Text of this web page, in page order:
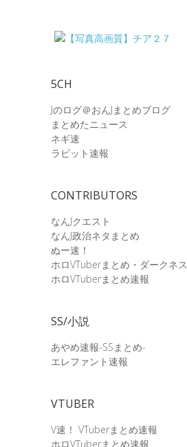
5CH
Jのログ＠おんJまとめブログ
まとめたニュース
ネギ速
ラビット速報
CONTRIBUTORS
なんJクエスト
なんJ政治ネタまとめ
ぬー速！
ホロVTuberまとめ・ダークネス
ホロVTuberまとめ速報
SS/小説
あやめ速報-SSまとめ-
エレファント速報
VTUBER
V速！ VTuberまとめ速報
ホロVTuberまとめ速報